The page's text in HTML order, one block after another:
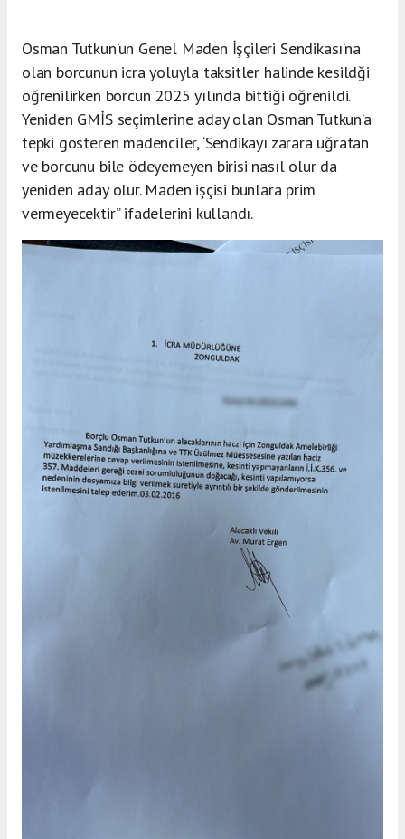
Osman Tutkun’un Genel Maden İşçileri Sendikası’na
olan borcunun icra yoluyla taksitler halinde kesildği
öğrenilirken borcun 2025 yılında bittiği öğrenildi.
Yeniden GMİS seçimlerine aday olan Osman Tutkun’a
tepki gösteren madenciler, ‘Sendikayı zarara uğratan
ve borcunu bile ödeyemeyen birisi nasıl olur da
yeniden aday olur. Maden işçisi bunlara prim
vermeyecektir” ifadelerini kullandı.